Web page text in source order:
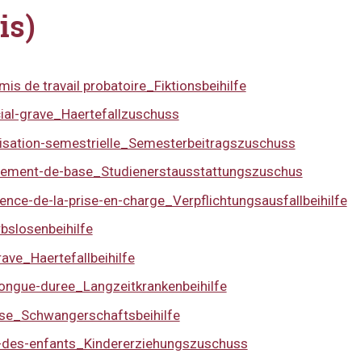
de travail probatoire_Fiktionsbeihilfe
grave_Haertefallzuschuss
semestrielle_Semesterbeitragszuschuss
de-base_Studienerstausstattungszuschus
de-la-prise-en-charge_Verpflichtungsausfallbeihilfe
duree_Langzeitkrankenbeihilfe
enfants_Kindererziehungszuschuss